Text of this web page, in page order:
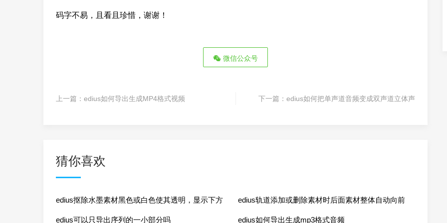
码字不易，且看且珍惜，谢谢！
微信公众号
上一篇： edius如何导出生成MP4格式视频 下一篇： edius如何把单声道音频变成双声道立体声
猜你喜欢
edius抠除水墨素材黑色或白色使其透明，显示下方
轨道里的内 ...
edius轨道添加或删除素材时后面素材整体自动向前
或向后移动
edius可以只导出序列的一小部分吗 edius如何导出生成mp3格式音频